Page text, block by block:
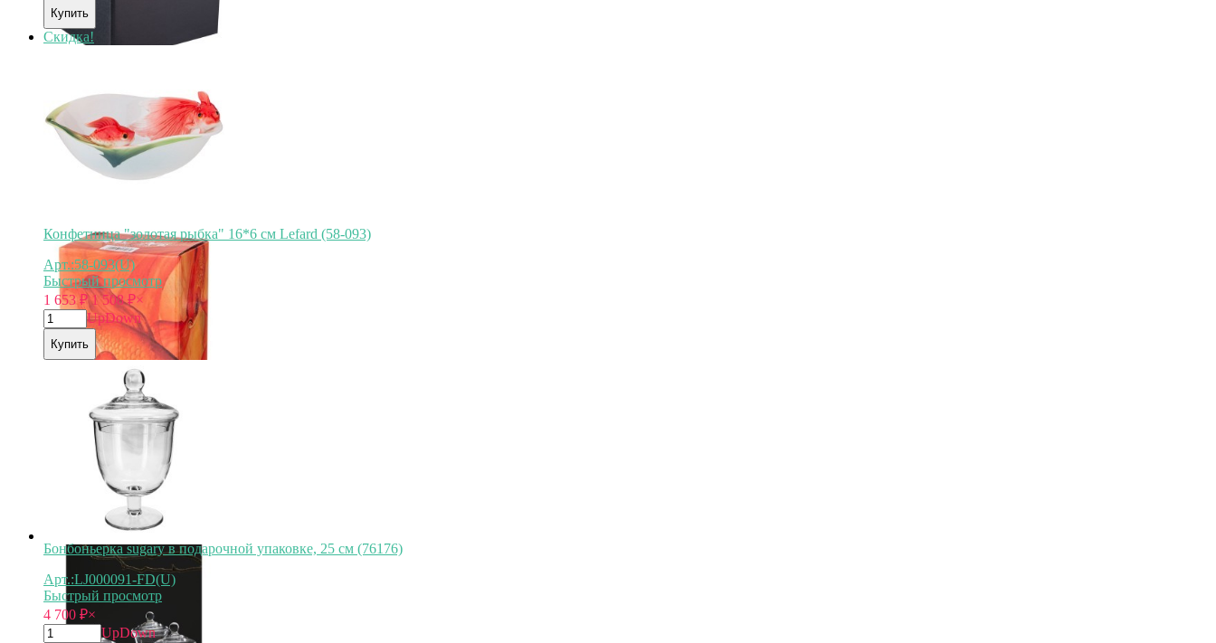
Купить
Скидка!
Конфетница "золотая рыбка" 16*6 см Lefard (58-093)
Арт.:58-093(U)
Быстрый просмотр
1 653₽ 1 508₽×
UpDown
Купить
Бонбоньерка sugary в подарочной упаковке, 25 см (76176)
Арт.:LJ000091-FD(U)
Быстрый просмотр
4 700 ₽×
UpDown